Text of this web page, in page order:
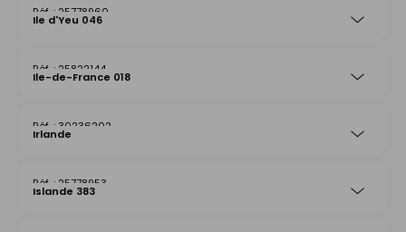
25778960
Ile d'Yeu 046
25822144
Ile-de-France 018
30236202
Irlande
25778953
Islande 383